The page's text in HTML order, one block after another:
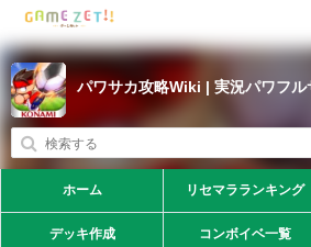
パワサカ攻略Wiki | 実況パワフル
ホーム リセマラランキング
デッキ作成 コンボイベ一覧